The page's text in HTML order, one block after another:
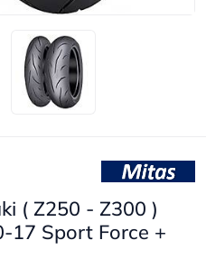
( Z250 - Z300 )
17 Sport Force +